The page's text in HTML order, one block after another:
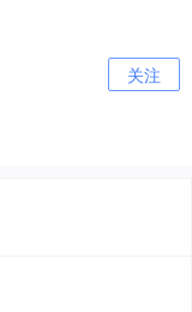
关注